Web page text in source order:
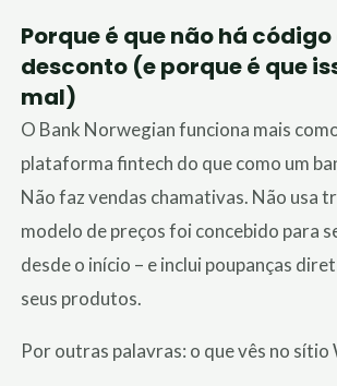
Porque é que não há código
desconto (e porque é que
mal)
O Bank Norwegian funciona mais
plataforma fintech do que como um
Não faz vendas chamativas. Não usa
modelo de preços foi concebido para
desde o início – e inclui poupanças
seus produtos.
Por outras palavras: o que vês no sítio